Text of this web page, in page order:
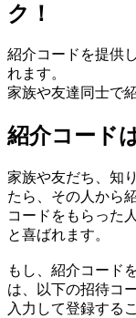
ク！
紹介コードを提供
れます。
家族や友達同士で
紹介コード
家族や友だち、知
たら、その人から
コードをもらった
と喜ばれます。
もし、紹介コード
は、以下の招待コ
入力して登録する